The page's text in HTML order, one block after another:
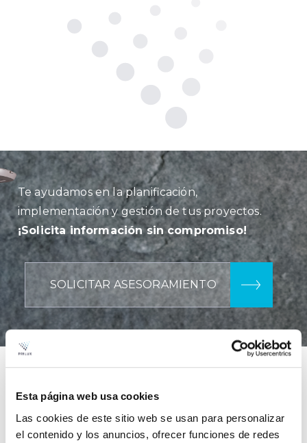
Esta página web usa cookies
Las cookies de este sitio web se usan para personalizar
el contenido y los anuncios, ofrecer funciones de redes
Te ayudamos en la planificación,
implementación y gestión de tus proyectos.
¡Solicita información sin compromiso!
SOLICITAR ASESORAMIENTO
Proyectos
destacados